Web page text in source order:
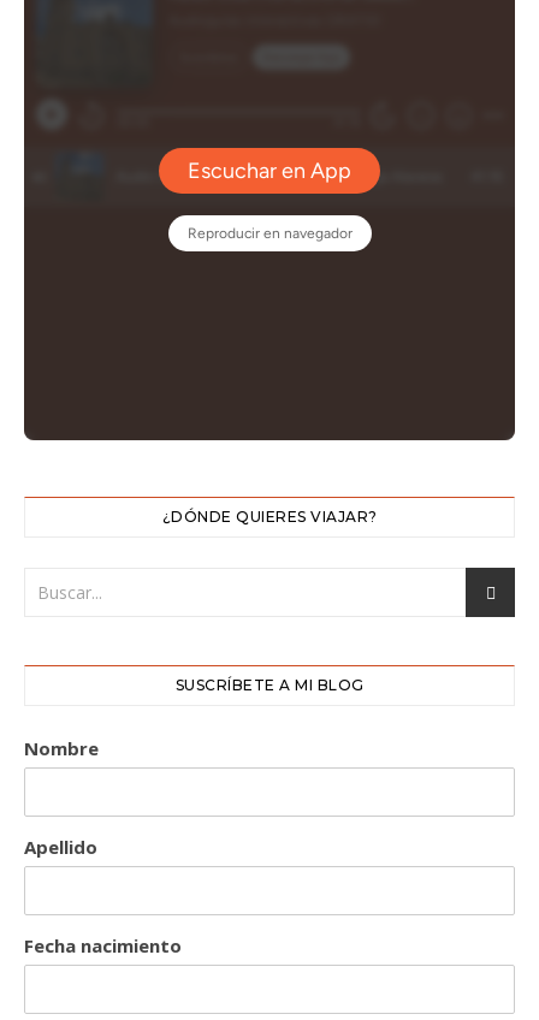
¿DÓNDE QUIERES VIAJAR?
SUSCRÍBETE A MI BLOG
Nombre
Apellido
Fecha nacimiento